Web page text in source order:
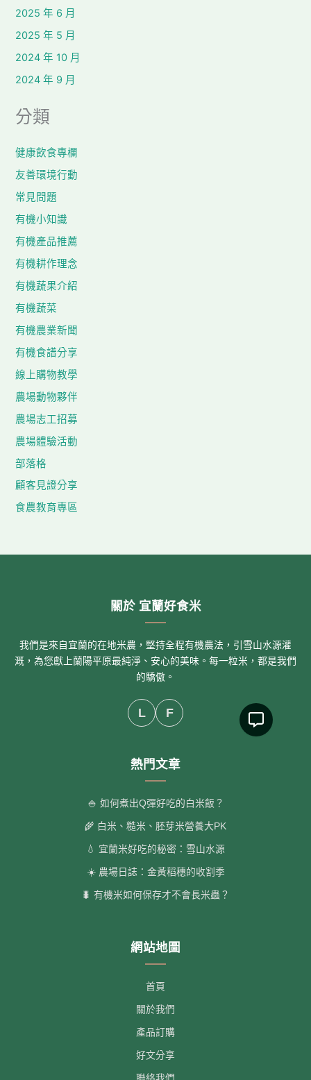
2025 年 6 月
2025 年 5 月
2024 年 10 月
2024 年 9 月
分類
健康飲食專欄
友善環境行動
常見問題
有機小知識
有機產品推薦
有機耕作理念
有機蔬果介紹
有機蔬菜
有機農業新聞
有機食譜分享
線上購物教學
農場動物夥伴
農場志工招募
農場體驗活動
部落格
顧客見證分享
食農教育專區
關於 宜蘭好食米
我們是來自宜蘭的在地米農，堅持全程有機農法，引雪山水源灌
溉，為您獻上蘭陽平原最純淨、安心的美味。每一粒米，都是我們
的驕傲。
L F
熱門文章
🍚 如何煮出Q彈好吃的白米飯？
🌾 白米、糙米、胚芽米營養大PK
💧 宜蘭米好吃的秘密：雪山水源
☀️ 農場日誌：金黃稻穗的收割季
🐛 有機米如何保存才不會長米蟲？
網站地圖
首頁
關於我們
產品訂購
好文分享